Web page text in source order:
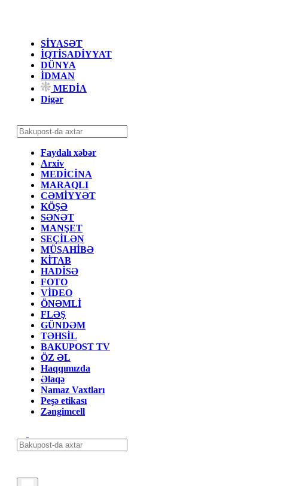
SİYASƏT
İQTİSADİYYAT
DÜNYA
İDMAN
MEDİA
Digər
Faydalı xəbər
Arxiv
MEDİCİNA
MARAQLI
CƏMİYYƏT
KÖŞƏ
SƏNƏT
MANŞET
SEÇİLƏN
MÜSAHİBƏ
KİTAB
HADİSƏ
FOTO
VİDEO
ÖNƏMLİ
FLƏŞ
GÜNDƏM
TƏHSİL
BAKUPOST TV
ÖZ ƏL
Haqqımızda
Əlaqə
Namaz Vaxtları
Peşə etikası
Zəngimcell